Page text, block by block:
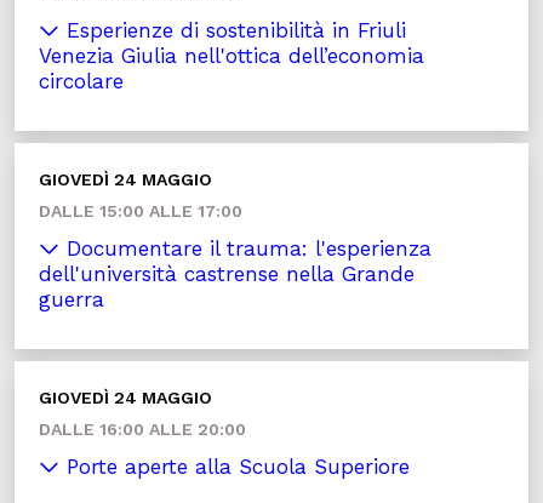
Esperienze di sostenibilità in Friuli
Venezia Giulia nell'ottica dell’economia
circolare
GIOVEDÌ 24 MAGGIO
DALLE 15:00 ALLE 17:00
Documentare il trauma: l'esperienza
dell'università castrense nella Grande
guerra
GIOVEDÌ 24 MAGGIO
DALLE 16:00 ALLE 20:00
Porte aperte alla Scuola Superiore